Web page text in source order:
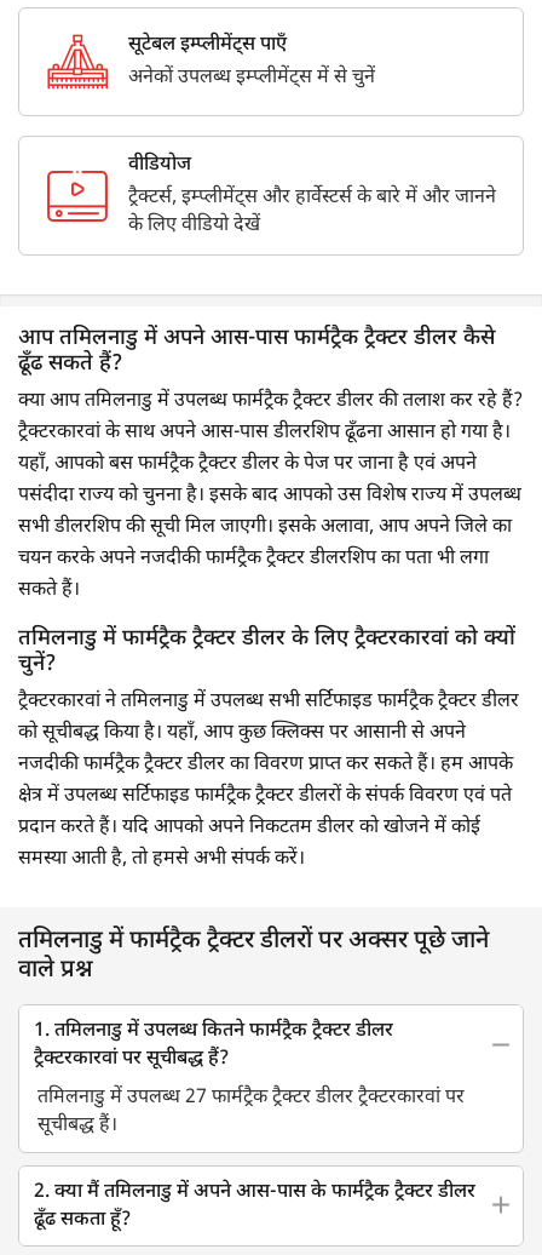
सूटेबल इम्प्लीमेंट्स पाएँ
अनेकों उपलब्ध इम्प्लीमेंट्स में से चुनें
वीडियोज
ट्रैक्टर्स, इम्प्लीमेंट्स और हार्वेस्टर्स के बारे में और जानने
के लिए वीडियो देखें
आप तमिलनाडु में अपने आस-पास फार्मट्रैक ट्रैक्टर डीलर कैसे
ढूँढ सकते हैं?
क्या आप तमिलनाडु में उपलब्ध फार्मट्रैक ट्रैक्टर डीलर की तलाश कर रहे हैं?
ट्रैक्टरकारवां के साथ अपने आस-पास डीलरशिप ढूँढना आसान हो गया है।
यहाँ, आपको बस फार्मट्रैक ट्रैक्टर डीलर के पेज पर जाना है एवं अपने
पसंदीदा राज्य को चुनना है। इसके बाद आपको उस विशेष राज्य में उपलब्ध
सभी डीलरशिप की सूची मिल जाएगी। इसके अलावा, आप अपने जिले का
चयन करके अपने नजदीकी फार्मट्रैक ट्रैक्टर डीलरशिप का पता भी लगा
सकते हैं।
तमिलनाडु में फार्मट्रैक ट्रैक्टर डीलर के लिए ट्रैक्टरकारवां को क्यों
चुनें?
ट्रैक्टरकारवां ने तमिलनाडु में उपलब्ध सभी सर्टिफाइड फार्मट्रैक ट्रैक्टर डीलर
को सूचीबद्ध किया है। यहाँ, आप कुछ क्लिक्स पर आसानी से अपने
नजदीकी फार्मट्रैक ट्रैक्टर डीलर का विवरण प्राप्त कर सकते हैं। हम आपके
क्षेत्र में उपलब्ध सर्टिफाइड फार्मट्रैक ट्रैक्टर डीलरों के संपर्क विवरण एवं पते
प्रदान करते हैं। यदि आपको अपने निकटतम डीलर को खोजने में कोई
समस्या आती है, तो हमसे अभी संपर्क करें।
तमिलनाडु में फार्मट्रैक ट्रैक्टर डीलरों पर अक्सर पूछे जाने
वाले प्रश्न
1. तमिलनाडु में उपलब्ध कितने फार्मट्रैक ट्रैक्टर डीलर
ट्रैक्टरकारवां पर सूचीबद्ध हैं?
तमिलनाडु में उपलब्ध 27 फार्मट्रैक ट्रैक्टर डीलर ट्रैक्टरकारवां पर
सूचीबद्ध हैं।
2. क्या मैं तमिलनाडु में अपने आस-पास के फार्मट्रैक ट्रैक्टर डीलर
ढूँढ सकता हूँ?